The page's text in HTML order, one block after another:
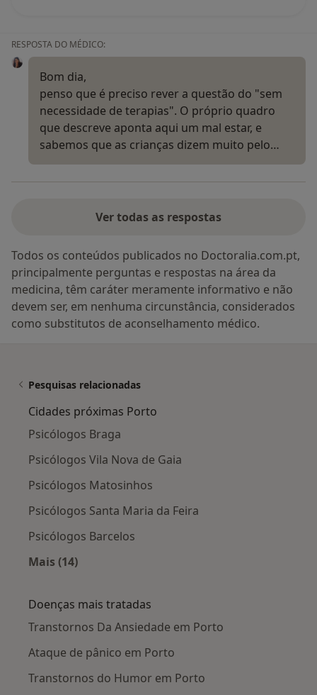
RESPOSTA DO MÉDICO:
Bom dia,
penso que é preciso rever a questão do "sem
necessidade de terapias". O próprio quadro
que descreve aponta aqui um mal estar, e
sabemos que as crianças dizem muito pelo…
Ver todas as respostas
Todos os conteúdos publicados no Doctoralia.com.pt,
principalmente perguntas e respostas na área da
medicina, têm caráter meramente informativo e não
devem ser, em nenhuma circunstância, considerados
como substitutos de aconselhamento médico.
Pesquisas relacionadas
Cidades próximas Porto
Psicólogos Braga
Psicólogos Vila Nova de Gaia
Psicólogos Matosinhos
Psicólogos Santa Maria da Feira
Psicólogos Barcelos
Mais (14)
Doenças mais tratadas
Transtornos Da Ansiedade em Porto
Ataque de pânico em Porto
Transtornos do Humor em Porto